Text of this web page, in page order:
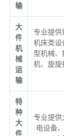
输
大
件
机
械
运
输
专业提供
机床类设
型机械
机、旋旋
特
种
大
件
专业提供
电设备